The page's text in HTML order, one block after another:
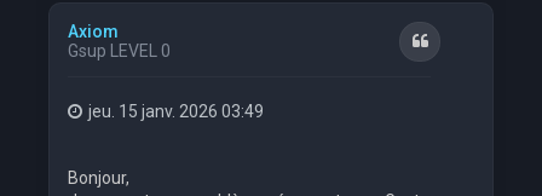
Axiom
Gsup LEVEL 0
Citation
jeu. 15 janv. 2026 03:49
Bonjour,